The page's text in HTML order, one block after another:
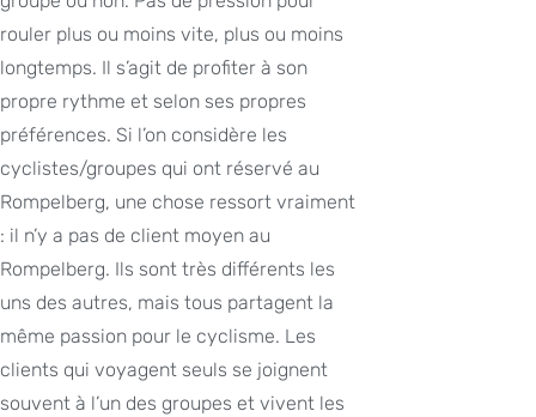
rouler plus ou moins vite, plus ou moins
longtemps. Il s’agit de profiter à son
propre rythme et selon ses propres
préférences. Si l’on considère les
cyclistes/groupes qui ont réservé au
Rompelberg, une chose ressort vraiment
: il n’y a pas de client moyen au
Rompelberg. Ils sont très différents les
uns des autres, mais tous partagent la
même passion pour le cyclisme. Les
clients qui voyagent seuls se joignent
souvent à l’un des groupes et vivent les